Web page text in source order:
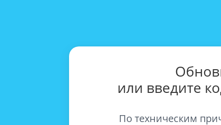
или введите
По техническим